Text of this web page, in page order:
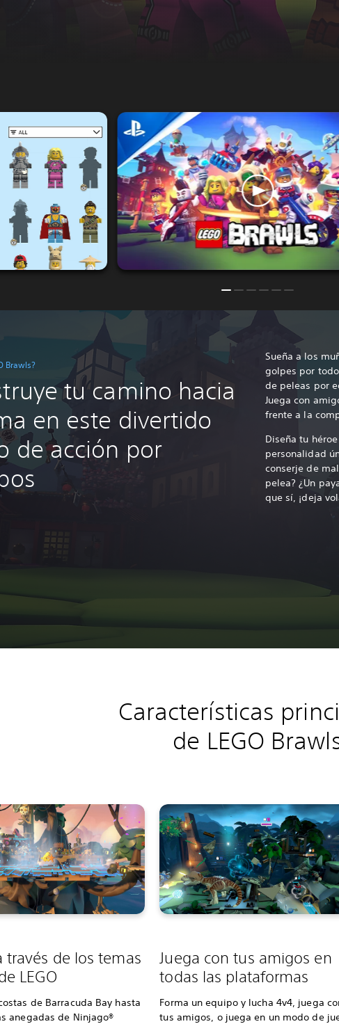
Brawls?
tu camino hacia
en este divertido
de acción por
Sueña a los
golpes por
de peleas por
Juega con
frente a la
Diseña tu
personalidad
conserje de
pelea? ¿Un
que sí, ¡deja
Características
de LEGO
través de los temas
LEGO
de Barracuda Bay hasta
anegadas de Ninjago®
Juega con tus amigos en
todas las plataformas
Forma un equipo y lucha 4v4, juega
tus amigos, o juega en un modo de